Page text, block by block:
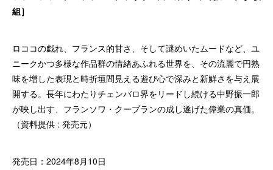
組］
ロココの戯れ、フランス的甘さ、そして謎めいたムードなど、ユ
ニークかつ多様な作品群の情緒あふれる世界を、その流麗で円熟
味を増した表現と時折垣間見える遊び心で深みと新鮮さを与え展
開する。長年にわたりチェンバロ界をリードし続ける中野振一郎
が映し出す、フランソワ・クープランの成し遂げた偉業の真価。
（資料提供 : 発売元）
発売日：2024年8月10日